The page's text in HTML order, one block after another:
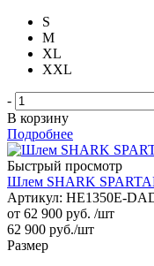
S
M
XL
XXL
-
В корзину
Подробнее
Быстрый просмотр
Шлем SHARK
Артикул: HE1350E-
от 62 900 руб. /шт
62 900 руб./шт
Размер